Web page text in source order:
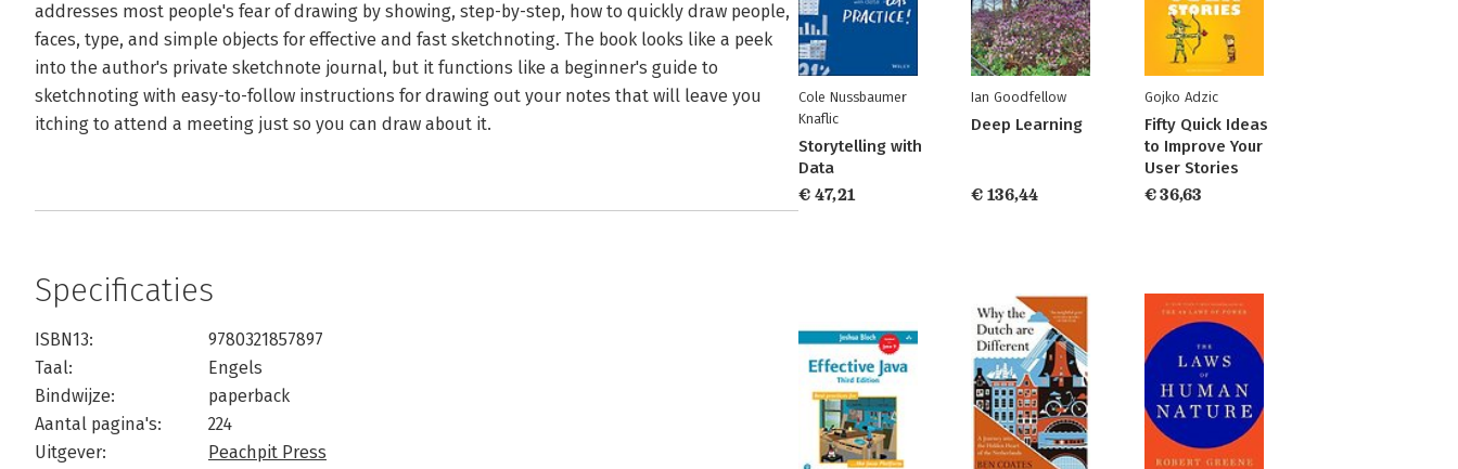
addresses most people's fear of drawing by showing, step-by-step, how to quickly draw people,
faces, type, and simple objects for effective and fast sketchnoting. The book looks like a peek
into the author's private sketchnote journal, but it functions like a beginner's guide to
sketchnoting with easy-to-follow instructions for drawing out your notes that will leave you
itching to attend a meeting just so you can draw about it.
Specificaties
ISBN13:
9780321857897
Taal:
Engels
Bindwijze:
paperback
Aantal pagina's:
224
Uitgever:
Peachpit Press
Cole Nussbaumer
Knaflic
Storytelling with
Data
€ 47,21
Ian Goodfellow
Deep Learning
€ 136,44
Gojko Adzic
Fifty Quick Ideas
to Improve Your
User Stories
€ 36,63